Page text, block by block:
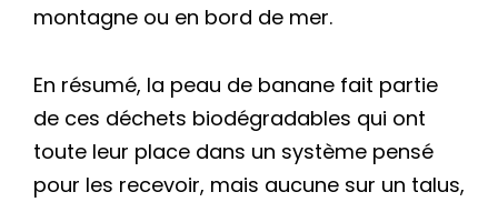
montagne ou en bord de mer.
En résumé, la peau de banane fait partie
de ces déchets biodégradables qui ont
toute leur place dans un système pensé
pour les recevoir, mais aucune sur un talus,